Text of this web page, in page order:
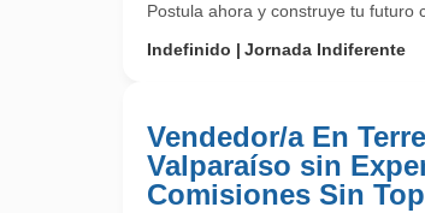
Postula ahora y construye tu futuro
Indefinido
Jornada Indiferente
Vendedor/a En
Valparaíso sin
Comisiones Sin